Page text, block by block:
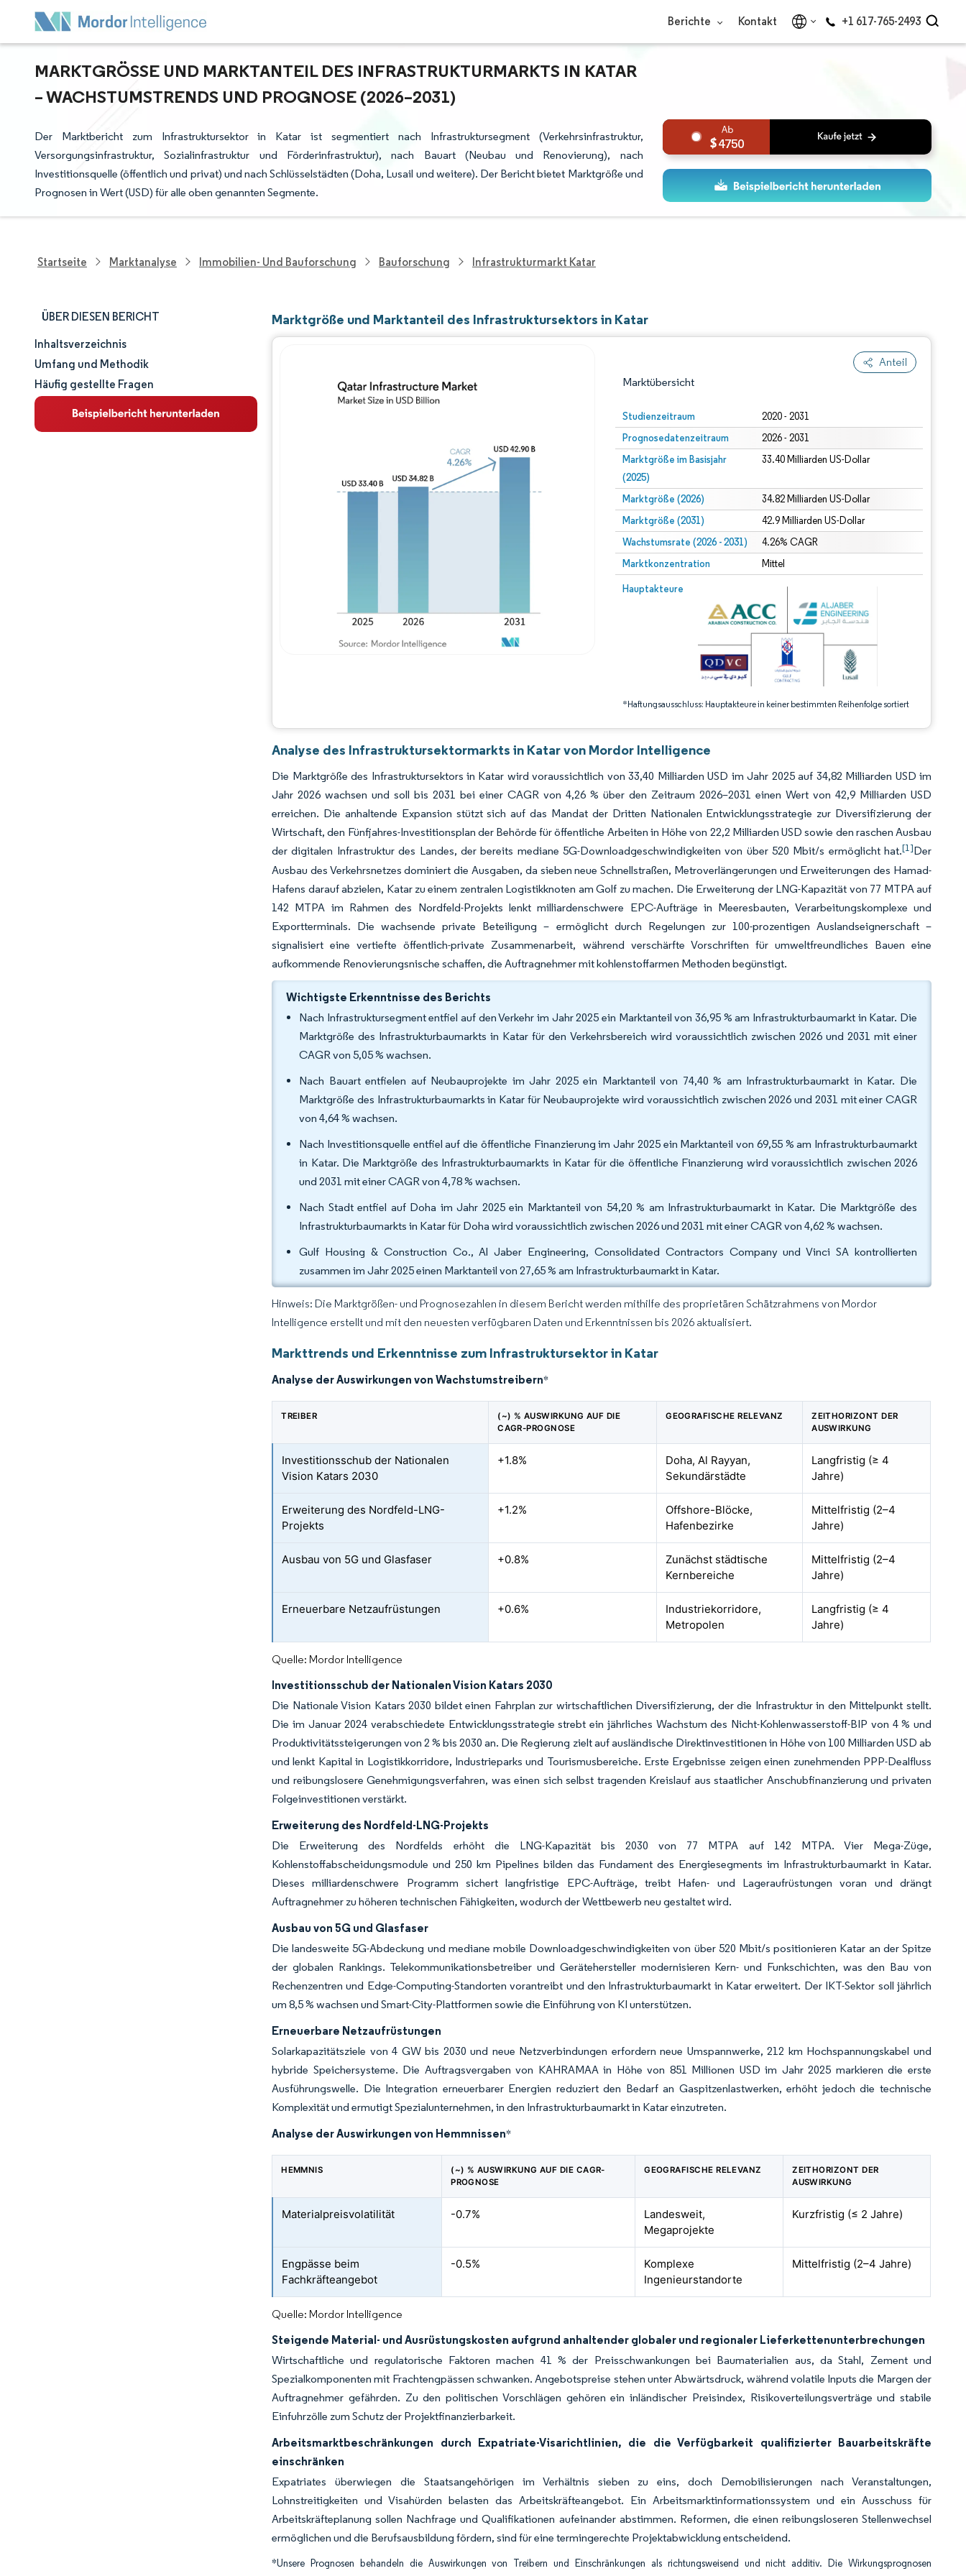
Berichte Kontakt +1 617-765-2493
MARKTGRÖSSE UND MARKTANTEIL DES INFRASTRUKTURMARKTS IN KATAR –
WACHSTUMSTRENDS UND PROGNOSE (2026–2031)
Der Marktbericht zum Infrastruktursektor in Katar ist segmentiert nach Infrastruktursegment (Verkehrsinfrastruktur,
Versorgungsinfrastruktur, Sozialinfrastruktur und Förderinfrastruktur), nach Bauart (Neubau und Renovierung), nach
Investitionsquelle (öffentlich und privat) und nach Schlüsselstädten (Doha, Lusail und weitere). Der Bericht bietet Marktgröße und
Prognosen in Wert (USD) für alle oben genannten Segmente.
4750
Startseite Marktanalyse Immobilien- Und Bauforschung Bauforschung Infrastrukturmarkt Katar
ÜBER DIESEN BERICHT
Marktgröße und -anteil
Marktanalyse
Trends und Einblicke
Inhaltsverzeichnis
Umfang und Methodik
Häufig gestellte Fragen
Marktgröße und Marktanteil des Infrastruktursektors in Katar
Anteil
Marktübersicht
Studienzeitraum 2020 - 2031
Prognosedatenzeitraum 2026 - 2031
Marktgröße im Basisjahr
(2025)
33.40 Milliarden US-Dollar
Marktgröße (2026) 34.82 Milliarden US-Dollar
Marktgröße (2031) 42.9 Milliarden US-Dollar
Wachstumsrate (2026 - 2031) 4.26% CAGR
Marktkonzentration Mittel
Hauptakteure
*Haftungsausschluss: Hauptakteure in keiner bestimmten Reihenfolge sortiert
Bild © Mordor Intelligence. Wiederverwendung erfordert Namensnennung gemäß CC BY 4.0.
Bild © Mordor Intelligence. Wiederverwendung erfordert Namensnennung gemäß CC BY 4.0.
Analyse des Infrastruktursektormarkts in Katar von Mordor Intelligence
Die Marktgröße des Infrastruktursektors in Katar wird voraussichtlich von 33,40 Milliarden USD im Jahr 2025 auf 34,82 Milliarden USD im
Jahr 2026 wachsen und soll bis 2031 bei einer CAGR von 4,26 % über den Zeitraum 2026–2031 einen Wert von 42,9 Milliarden USD
erreichen. Die anhaltende Expansion stützt sich auf das Mandat der Dritten Nationalen Entwicklungsstrategie zur Diversifizierung der
Wirtschaft, den Fünfjahres-Investitionsplan der Behörde für öffentliche Arbeiten in Höhe von 22,2 Milliarden USD sowie den raschen Ausbau
der digitalen Infrastruktur des Landes, der bereits mediane 5G-Downloadgeschwindigkeiten von über 520 Mbit/s ermöglicht hat.[1]Der
Ausbau des Verkehrsnetzes dominiert die Ausgaben, da sieben neue Schnellstraßen, Metroverlängerungen und Erweiterungen des Hamad-
Hafens darauf abzielen, Katar zu einem zentralen Logistikknoten am Golf zu machen. Die Erweiterung der LNG-Kapazität von 77 MTPA auf
142 MTPA im Rahmen des Nordfeld-Projekts lenkt milliardenschwere EPC-Aufträge in Meeresbauten, Verarbeitungskomplexe und
Exportterminals. Die wachsende private Beteiligung – ermöglicht durch Regelungen zur 100-prozentigen Auslandseignerschaft –
signalisiert eine vertiefte öffentlich-private Zusammenarbeit, während verschärfte Vorschriften für umweltfreundliches Bauen eine
aufkommende Renovierungsnische schaffen, die Auftragnehmer mit kohlenstoffarmen Methoden begünstigt.
Wichtigste Erkenntnisse des Berichts
Nach Infrastruktursegment entfiel auf den Verkehr im Jahr 2025 ein Marktanteil von 36,95 % am Infrastrukturbaumarkt in Katar. Die
Marktgröße des Infrastrukturbaumarkts in Katar für den Verkehrsbereich wird voraussichtlich zwischen 2026 und 2031 mit einer
CAGR von 5,05 % wachsen.
Nach Bauart entfielen auf Neubauprojekte im Jahr 2025 ein Marktanteil von 74,40 % am Infrastrukturbaumarkt in Katar. Die
Marktgröße des Infrastrukturbaumarkts in Katar für Neubauprojekte wird voraussichtlich zwischen 2026 und 2031 mit einer CAGR
von 4,64 % wachsen.
Nach Investitionsquelle entfiel auf die öffentliche Finanzierung im Jahr 2025 ein Marktanteil von 69,55 % am Infrastrukturbaumarkt
in Katar. Die Marktgröße des Infrastrukturbaumarkts in Katar für die öffentliche Finanzierung wird voraussichtlich zwischen 2026
und 2031 mit einer CAGR von 4,78 % wachsen.
Nach Stadt entfiel auf Doha im Jahr 2025 ein Marktanteil von 54,20 % am Infrastrukturbaumarkt in Katar. Die Marktgröße des
Infrastrukturbaumarkts in Katar für Doha wird voraussichtlich zwischen 2026 und 2031 mit einer CAGR von 4,62 % wachsen.
Gulf Housing & Construction Co., Al Jaber Engineering, Consolidated Contractors Company und Vinci SA kontrollierten
zusammen im Jahr 2025 einen Marktanteil von 27,65 % am Infrastrukturbaumarkt in Katar.
Hinweis: Die Marktgrößen- und Prognosezahlen in diesem Bericht werden mithilfe des proprietären Schätzrahmens von Mordor
Intelligence erstellt und mit den neuesten verfügbaren Daten und Erkenntnissen bis 2026 aktualisiert.
Markttrends und Erkenntnisse zum Infrastruktursektor in Katar
Analyse der Auswirkungen von Wachstumstreibern*
TREIBER
(~) % AUSWIRKUNG AUF DIE
CAGR-PROGNOSE
GEOGRAFISCHE RELEVANZ
ZEITHORIZONT DER
AUSWIRKUNG
Investitionsschub der Nationalen
Vision Katars 2030
+1.8%
Doha, Al Rayyan,
Sekundärstädte
Langfristig (≥ 4
Jahre)
Erweiterung des Nordfeld-LNG-
Projekts
+1.2%
Offshore-Blöcke,
Hafenbezirke
Mittelfristig (2–4
Jahre)
Ausbau von 5G und Glasfaser +0.8%
Zunächst städtische
Kernbereiche
Mittelfristig (2–4
Jahre)
Erneuerbare Netzaufrüstungen +0.6%
Industriekorridore,
Metropolen
Langfristig (≥ 4
Jahre)
Quelle: Mordor Intelligence
Investitionsschub der Nationalen Vision Katars 2030
Die Nationale Vision Katars 2030 bildet einen Fahrplan zur wirtschaftlichen Diversifizierung, der die Infrastruktur in den Mittelpunkt stellt.
Die im Januar 2024 verabschiedete Entwicklungsstrategie strebt ein jährliches Wachstum des Nicht-Kohlenwasserstoff-BIP von 4 % und
Produktivitätssteigerungen von 2 % bis 2030 an. Die Regierung zielt auf ausländische Direktinvestitionen in Höhe von 100 Milliarden USD ab
und lenkt Kapital in Logistikkorridore, Industrieparks und Tourismusbereiche. Erste Ergebnisse zeigen einen zunehmenden PPP-Dealfluss
und reibungslosere Genehmigungsverfahren, was einen sich selbst tragenden Kreislauf aus staatlicher Anschubfinanzierung und privaten
Folgeinvestitionen verstärkt.
Erweiterung des Nordfeld-LNG-Projekts
Die Erweiterung des Nordfelds erhöht die LNG-Kapazität bis 2030 von 77 MTPA auf 142 MTPA. Vier Mega-Züge,
Kohlenstoffabscheidungsmodule und 250 km Pipelines bilden das Fundament des Energiesegments im Infrastrukturbaumarkt in Katar.
Dieses milliardenschwere Programm sichert langfristige EPC-Aufträge, treibt Hafen- und Lageraufrüstungen voran und drängt
Auftragnehmer zu höheren technischen Fähigkeiten, wodurch der Wettbewerb neu gestaltet wird.
Ausbau von 5G und Glasfaser
Die landesweite 5G-Abdeckung und mediane mobile Downloadgeschwindigkeiten von über 520 Mbit/s positionieren Katar an der Spitze
der globalen Rankings. Telekommunikationsbetreiber und Gerätehersteller modernisieren Kern- und Funkschichten, was den Bau von
Rechenzentren und Edge-Computing-Standorten vorantreibt und den Infrastrukturbaumarkt in Katar erweitert. Der IKT-Sektor soll jährlich
um 8,5 % wachsen und Smart-City-Plattformen sowie die Einführung von KI unterstützen.
Erneuerbare Netzaufrüstungen
Solarkapazitätsziele von 4 GW bis 2030 und neue Netzverbindungen erfordern neue Umspannwerke, 212 km Hochspannungskabel und
hybride Speichersysteme. Die Auftragsvergaben von KAHRAMAA in Höhe von 851 Millionen USD im Jahr 2025 markieren die erste
Ausführungswelle. Die Integration erneuerbarer Energien reduziert den Bedarf an Gaspitzenlastwerken, erhöht jedoch die technische
Komplexität und ermutigt Spezialunternehmen, in den Infrastrukturbaumarkt in Katar einzutreten.
Analyse der Auswirkungen von Hemmnissen*
HEMMNIS
(~) % AUSWIRKUNG AUF DIE CAGR-
PROGNOSE
GEOGRAFISCHE RELEVANZ
ZEITHORIZONT DER
AUSWIRKUNG
Materialpreisvolatilität -0.7%
Landesweit,
Megaprojekte
Kurzfristig (≤ 2 Jahre)
Engpässe beim
Fachkräfteangebot
-0.5%
Komplexe
Ingenieurstandorte
Mittelfristig (2–4 Jahre)
Quelle: Mordor Intelligence
Steigende Material- und Ausrüstungskosten aufgrund anhaltender globaler und regionaler Lieferkettenunterbrechungen
Wirtschaftliche und regulatorische Faktoren machen 41 % der Preisschwankungen bei Baumaterialien aus, da Stahl, Zement und
Spezialkomponenten mit Frachtengpässen schwanken. Angebotspreise stehen unter Abwärtsdruck, während volatile Inputs die Margen der
Auftragnehmer gefährden. Zu den politischen Vorschlägen gehören ein inländischer Preisindex, Risikoverteilungsverträge und stabile
Einfuhrzölle zum Schutz der Projektfinanzierbarkeit.
Arbeitsmarktbeschränkungen durch Expatriate-Visarichtlinien, die die Verfügbarkeit qualifizierter Bauarbeitskräfte
einschränken
Expatriates überwiegen die Staatsangehörigen im Verhältnis sieben zu eins, doch Demobilisierungen nach Veranstaltungen,
Lohnstreitigkeiten und Visahürden belasten das Arbeitskräfteangebot. Ein Arbeitsmarktinformationssystem und ein Ausschuss für
Arbeitskräfteplanung sollen Nachfrage und Qualifikationen aufeinander abstimmen. Reformen, die einen reibungsloseren Stellenwechsel
ermöglichen und die Berufsausbildung fördern, sind für eine termingerechte Projektabwicklung entscheidend.
*Unsere Prognosen behandeln die Auswirkungen von Treibern und Einschränkungen als richtungsweisend und nicht additiv. Die Wirkungsprognosen